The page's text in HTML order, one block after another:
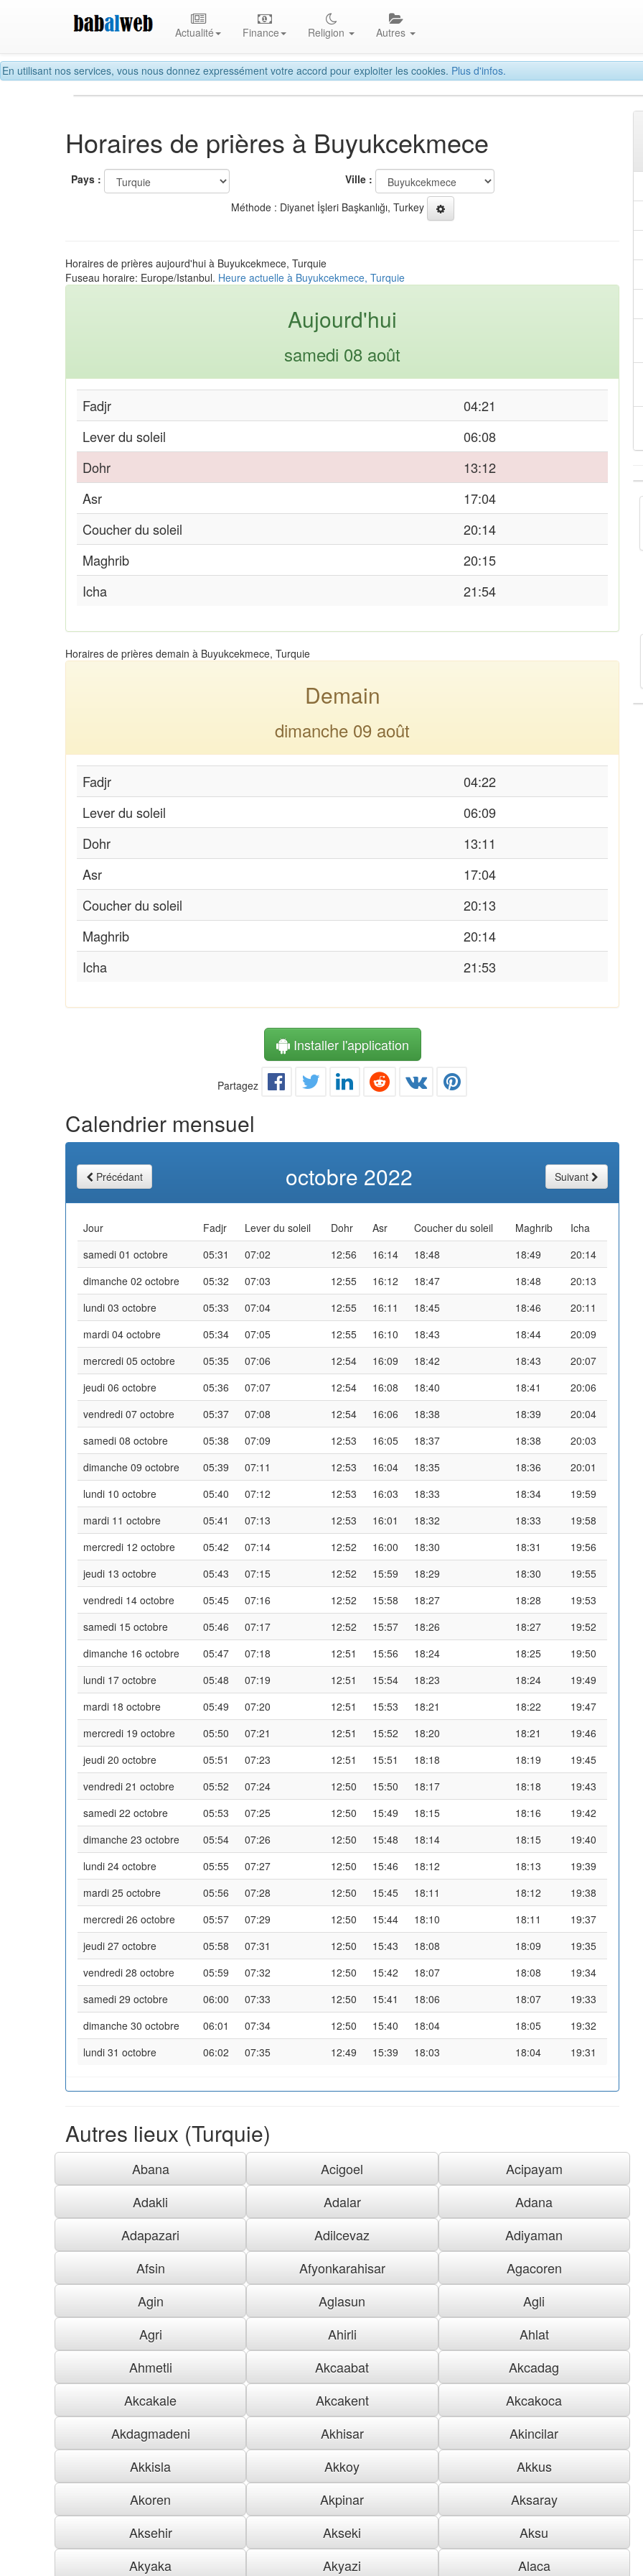
En utilisant nos services, vous nous donnez expressément votre accord pour exploiter les cookies. Plus d'infos.
Actualité Finance Religion Autres
Horaires de prières à Buyukcekmece
Pays :
Ville :
Méthode : Diyanet İşleri Başkanlığı, Turkey
Horaires de prières aujourd'hui à Buyukcekmece, Turquie
Fuseau horaire: Europe/Istanbul. Heure actuelle à Buyukcekmece, Turquie
Aujourd'hui
samedi 08 août
Fadjr
04:21
Lever du soleil
06:08
Dohr
13:12
Asr
17:04
Coucher du soleil
20:14
Maghrib
20:15
Icha
21:54
Horaires de prières demain à Buyukcekmece, Turquie
Demain
dimanche 09 août
Fadjr
04:22
Lever du soleil
06:09
Dohr
13:11
Asr
17:04
Coucher du soleil
20:13
Maghrib
20:14
Icha
21:53
Installer l'application
Partagez
Calendrier mensuel
Précédant octobre 2022 Suivant
Jour Fadjr Lever du soleil Dohr Asr Coucher du soleil Maghrib
Icha
samedi 01 octobre
05:31 07:02 12:56 16:14 18:48 18:49
20:14
dimanche 02 octobre
05:32 07:03 12:55 16:12 18:47 18:48
20:13
lundi 03 octobre
05:33 07:04 12:55 16:11 18:45 18:46
20:11
mardi 04 octobre
05:34 07:05 12:55 16:10 18:43 18:44
20:09
mercredi 05 octobre
05:35 07:06 12:54 16:09 18:42 18:43
20:07
jeudi 06 octobre
05:36 07:07 12:54 16:08 18:40 18:41
20:06
vendredi 07 octobre
05:37 07:08 12:54 16:06 18:38 18:39
20:04
samedi 08 octobre
05:38 07:09 12:53 16:05 18:37 18:38
20:03
dimanche 09 octobre
05:39 07:11 12:53 16:04 18:35 18:36
20:01
lundi 10 octobre
05:40 07:12 12:53 16:03 18:33 18:34
19:59
mardi 11 octobre
05:41 07:13 12:53 16:01 18:32 18:33
19:58
mercredi 12 octobre
05:42 07:14 12:52 16:00 18:30 18:31
19:56
jeudi 13 octobre
05:43 07:15 12:52 15:59 18:29 18:30
19:55
vendredi 14 octobre
05:45 07:16 12:52 15:58 18:27 18:28
19:53
samedi 15 octobre
05:46 07:17 12:52 15:57 18:26 18:27
19:52
dimanche 16 octobre
05:47 07:18 12:51 15:56 18:24 18:25
19:50
lundi 17 octobre
05:48 07:19 12:51 15:54 18:23 18:24
19:49
mardi 18 octobre
05:49 07:20 12:51 15:53 18:21 18:22
19:47
mercredi 19 octobre
05:50 07:21 12:51 15:52 18:20 18:21
19:46
jeudi 20 octobre
05:51 07:23 12:51 15:51 18:18 18:19
19:45
vendredi 21 octobre
05:52 07:24 12:50 15:50 18:17 18:18
19:43
samedi 22 octobre
05:53 07:25 12:50 15:49 18:15 18:16
19:42
dimanche 23 octobre
05:54 07:26 12:50 15:48 18:14 18:15
19:40
lundi 24 octobre
05:55 07:27 12:50 15:46 18:12 18:13
19:39
mardi 25 octobre
05:56 07:28 12:50 15:45 18:11 18:12
19:38
mercredi 26 octobre
05:57 07:29 12:50 15:44 18:10 18:11
19:37
jeudi 27 octobre
05:58 07:31 12:50 15:43 18:08 18:09
19:35
vendredi 28 octobre
05:59 07:32 12:50 15:42 18:07 18:08
19:34
samedi 29 octobre
06:00 07:33 12:50 15:41 18:06 18:07
19:33
dimanche 30 octobre
06:01 07:34 12:50 15:40 18:04 18:05
19:32
lundi 31 octobre
06:02 07:35 12:49 15:39 18:03 18:04 19:31
Autres lieux (Turquie)
Abana Acigoel
Acipayam
Adakli
Adalar
Adana
Adapazari
Adilcevaz
Adiyaman
Afsin
Afyonkarahisar
Agacoren
Agin
Aglasun
Agli
Agri
Ahirli
Ahlat
Ahmetli
Akcaabat
Akcadag
Akcakale
Akcakent
Akcakoca
Akdagmadeni
Akhisar
Akincilar
Akkisla
Akkoy
Akkus
Akoren
Akpinar
Aksaray
Aksehir
Akseki
Aksu
Akyaka
Akyazi Alaca